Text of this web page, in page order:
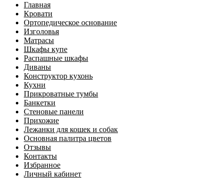
Главная
Кровати
Ортопедическое основание
Изголовья
Матрасы
Шкафы купе
Распашные шкафы
Диваны
Конструктор кухонь
Кухни
Прикроватные тумбы
Банкетки
Стеновые панели
Прихожие
Лежанки для кошек и собак
Основная палитра цветов
Отзывы
Контакты
Избранное
Личный кабинет